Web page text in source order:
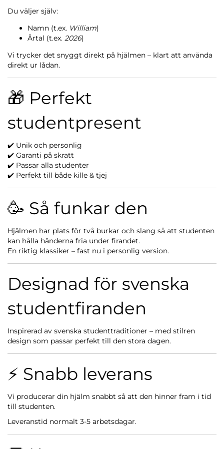
Du väljer själv:
Namn (t.ex. William)
Årtal (t.ex. 2026)
Vi trycker det snyggt direkt på hjälmen – klart att använda
direkt ur lådan.
🎁 Perfekt
studentpresent
✔️ Unik och personlig
✔️ Garanti på skratt
✔️ Passar alla studenter
✔️ Perfekt till både kille & tjej
🥳 Så funkar den
Hjälmen har plats för två burkar och slang så att studenten
kan hålla händerna fria under firandet.
En riktig klassiker – fast nu i personlig version.
Designad för svenska
studentfiranden
Inspirerad av svenska studenttraditioner – med stilren
design som passar perfekt till den stora dagen.
⚡ Snabb leverans
Vi producerar din hjälm snabbt så att den hinner fram i tid
till studenten.
Leveranstid normalt 3-5 arbetsdagar.